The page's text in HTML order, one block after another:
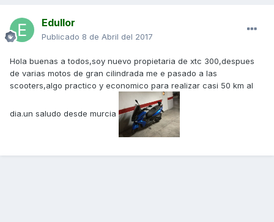
Edullor
Publicado 8 de Abril del 2017
Hola buenas a todos,soy nuevo propietaria de xtc 300,despues
de varias motos de gran cilindrada me e pasado a las
scooters,algo practico y economico para realizar casi 50 km al
dia.un saludo desde murcia